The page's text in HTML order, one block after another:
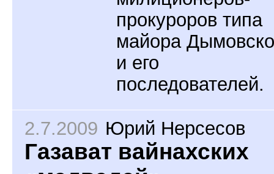
прокуроров типа
майора
и его
последователей.
2.7.2009 Юрий Нерсесов
Газават вайнахских